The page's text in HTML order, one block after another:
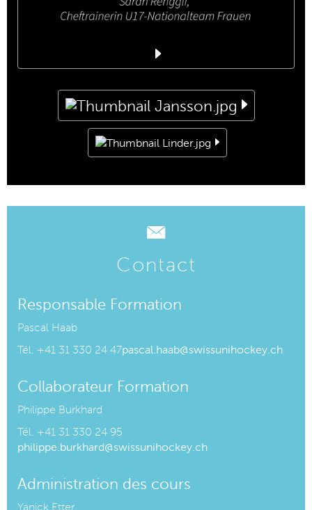
Contact
Responsable Formation
Pascal Haab
Tél. +41 31 330 24 47pascal.haab@swissunihockey.ch
Collaborateur Formation
Philippe Burkhard
Tél. +41 31 330 24 95
philippe.burkhard@swissunihockey.ch
Administration des cours
Yanick Etter